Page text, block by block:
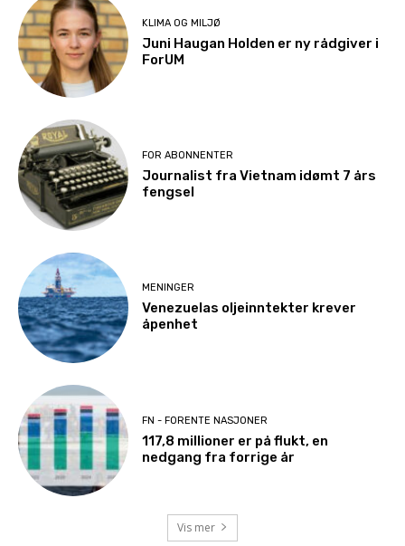
KLIMA OG MILJØ
Juni Haugan Holden er ny rådgiver i
ForUM
FOR ABONNENTER
Journalist fra Vietnam idømt 7 års
fengsel
MENINGER
Venezuelas oljeinntekter krever
åpenhet
FN - FORENTE NASJONER
117,8 millioner er på flukt, en
nedgang fra forrige år
Vis mer